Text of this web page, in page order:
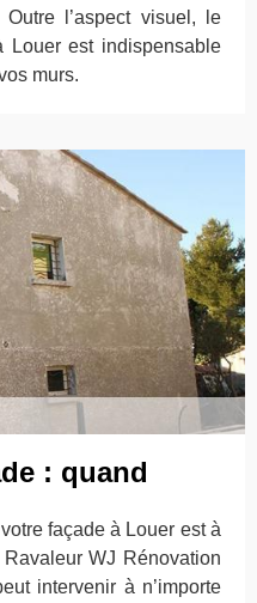
Outre l’aspect visuel, le
Louer est indispensable
murs.
: quand
façade à Louer est à
WJ Rénovation
intervenir à n’importe